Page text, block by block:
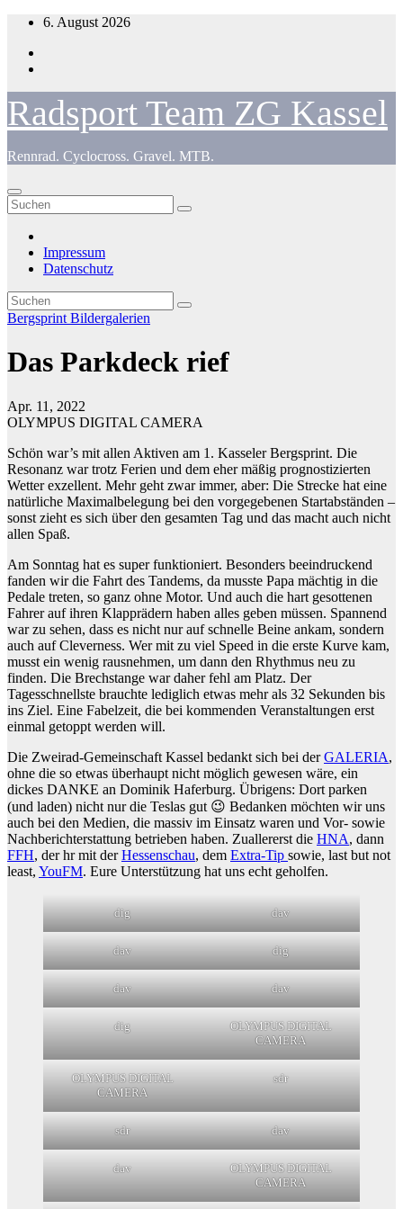
Zum
springen
6. August 2026
Radsport Team ZG Kassel
Rennrad. Cyclocross. Gravel. MTB.
Impressum
Datenschutz
Bergsprint Bildergalerien
Das Parkdeck rief
Apr. 11, 2022
OLYMPUS DIGITAL CAMERA
Schön war’s mit allen Aktiven am 1. Kasseler Bergsprint. Die
Resonanz war trotz Ferien und dem eher mäßig prognostizierten
Wetter exzellent. Mehr geht zwar immer, aber: Die Strecke hat eine
natürliche Maximalbelegung bei den vorgegebenen Startabständen –
sonst zieht es sich über den gesamten Tag und das macht auch nicht
allen Spaß.
Am Sonntag hat es super funktioniert. Besonders beeindruckend
fanden wir die Fahrt des Tandems, da musste Papa mächtig in die
Pedale treten, so ganz ohne Motor. Und auch die hart gesottenen
Fahrer auf ihren Klapprädern haben alles geben müssen. Spannend
war zu sehen, dass es nicht nur auf schnelle Beine ankam, sondern
auch auf Cleverness. Wer mit zu viel Speed in die erste Kurve kam,
musst ein wenig rausnehmen, um dann den Rhythmus neu zu
finden. Die Brechstange war daher fehl am Platz. Der
Tagesschnellste brauchte lediglich etwas mehr als 32 Sekunden bis
ins Ziel. Eine Fabelzeit, die bei kommenden Veranstaltungen erst
einmal getoppt werden will.
Die Zweirad-Gemeinschaft Kassel bedankt sich bei derGALERIA,
ohne die so etwas überhaupt nicht möglich gewesen wäre, ein
dickes DANKE an Dominik Haferburg. Übrigens: Dort parken
(und laden) nicht nur die Teslas gut 😉 Bedanken möchten wir uns
auch bei den Medien, die massiv im Einsatz waren und Vor- sowie
Nachberichterstattung betrieben haben. Zuallererst die HNA, dann
FFH, der hr mit derHessenschau, dem Extra-Tip sowie, last but not
least, YouFM. Eure Unterstützung hat uns echt geholfen.
dig dav
dav dig
dav dav
dig
OLYMPUS DIGITAL
CAMERA
OLYMPUS DIGITAL
CAMERA
sdr
sdr dav
dav
OLYMPUS DIGITAL
CAMERA